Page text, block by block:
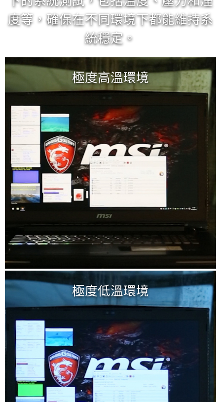
鍵盤RGB LED測試
檢測每一個LED功能是否正常，確
保玩家能以獨特的色彩展現個人風
格。
最高標準的聲音調節
獨家電子耳定義出高音質的標準。
度等，確保在不同環境下都能維持系
統穩定。
極度高溫環境
極度低溫環境